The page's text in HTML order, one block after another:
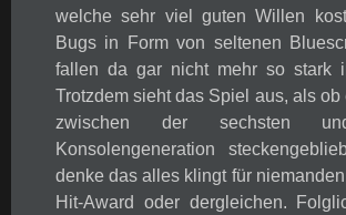
welche sehr viel guten Willen
Bugs in Form von seltenen
fallen da gar nicht mehr so stark
Trotzdem sieht das Spiel aus, als
zwischen der sechsten
Konsolengeneration
denke das alles klingt für
Hit-Award oder dergleichen.